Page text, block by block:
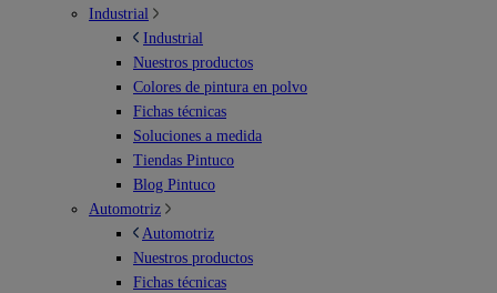
Industrial
Industrial
Nuestros productos
Colores de pintura en polvo
Fichas técnicas
Soluciones a medida
Tiendas Pintuco
Blog Pintuco
Automotriz
Automotriz
Nuestros productos
Fichas técnicas